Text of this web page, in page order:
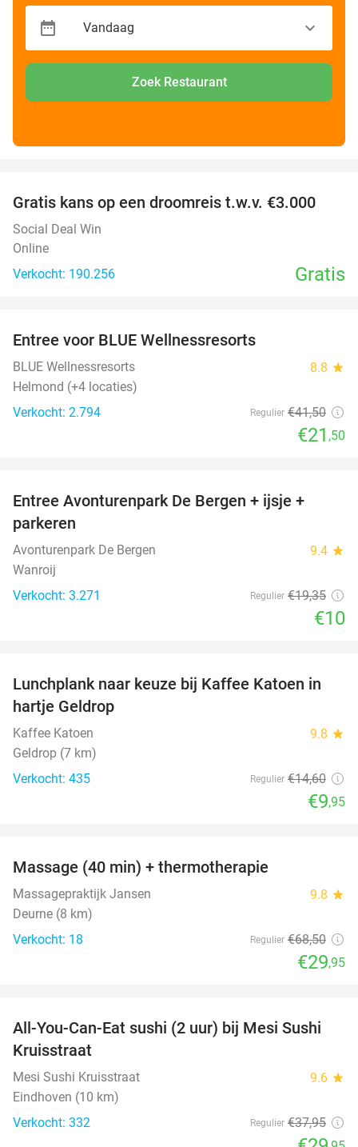
Zoek Restaurant
Gratis kans op een droomreis t.w.v. €3.000
Social Deal Win
Online
Verkocht: 190.256
Gratis
Entree voor BLUE Wellnessresorts
BLUE Wellnessresorts 8.8 star
Helmond (+4 locaties)
Verkocht: 2.794
Regulier €41,50
€21 ,50
Entree Avonturenpark De Bergen + ijsje +
parkeren
Avonturenpark De Bergen 9.4 star
Wanroij
Verkocht: 3.271
Regulier €19,35
€10
32%
Lunchplank naar keuze bij Kaffee Katoen in
hartje Geldrop
Kaffee Katoen 9.8 star
Geldrop (7 km)
Verkocht: 435
Regulier €14,60
€9,95
Massage (40 min) + thermotherapie
Massagepraktijk Jansen 9.8 star
Deurne (8 km)
Verkocht: 18
Regulier €68,50
€29,95
21%
All-You-Can-Eat sushi (2 uur) bij Mesi Sushi
Kruisstraat
Mesi Sushi Kruisstraat 9.6 star
Eindhoven (10 km)
Verkocht: 332
Regulier €37,95